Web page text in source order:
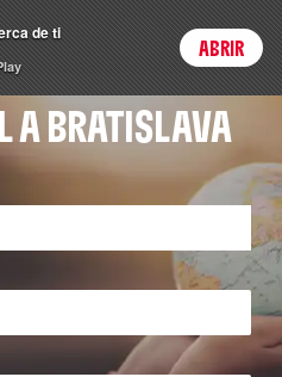
Precios enPeso
ARSCambiar moneda
Login
A BRATISLAVA
de ti
ABRIR